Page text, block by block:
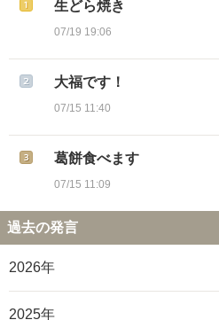
生どら焼き
07/19 19:06
大福です！
07/15 11:40
葛餅食べます
07/15 11:09
過去の発言
2026年
2025年